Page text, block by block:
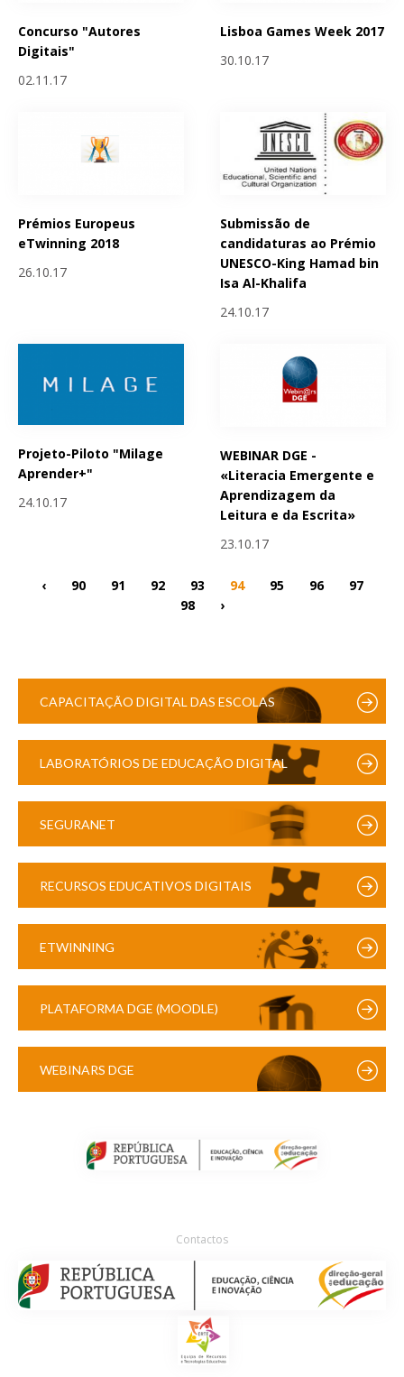
Concurso "Autores
Digitais"
02.11.17
Lisboa Games Week 2017
30.10.17
Prémios Europeus
eTwinning 2018
26.10.17
Submissão de
candidaturas ao Prémio
UNESCO-King Hamad bin
Isa Al-Khalifa
24.10.17
Projeto-Piloto "Milage
Aprender+"
24.10.17
WEBINAR DGE -
«Literacia Emergente e
Aprendizagem da
Leitura e da Escrita»
23.10.17
‹ 90 91 92 93 94 95 96
97
98
›
CAPACITAÇÃO DIGITAL DAS ESCOLAS
LABORATÓRIOS DE EDUCAÇÃO DIGITAL
SEGURANET
RECURSOS EDUCATIVOS DIGITAIS
ETWINNING
PLATAFORMA DGE (MOODLE)
WEBINARS DGE
Contactos